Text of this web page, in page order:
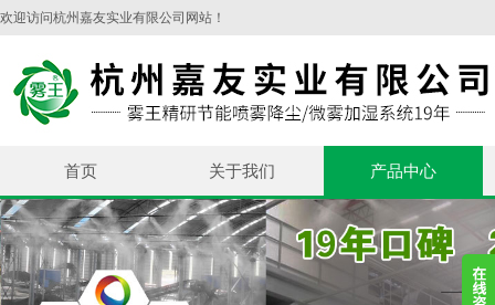
欢迎访问杭州嘉友实业有限公司网站！
首页 关于我们 产品中心